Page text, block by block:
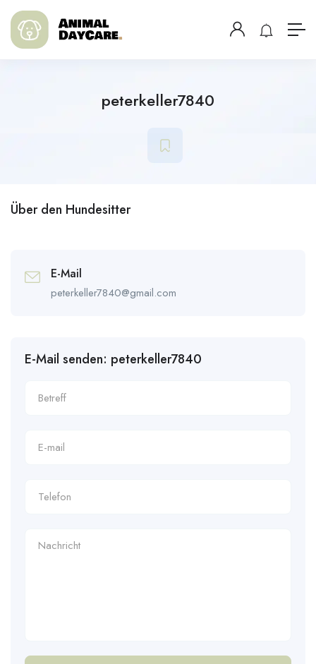
peterkeller7840
Über den Hundesitter
E-Mail
peterkeller7840@gmail.com
E-Mail senden: peterkeller7840